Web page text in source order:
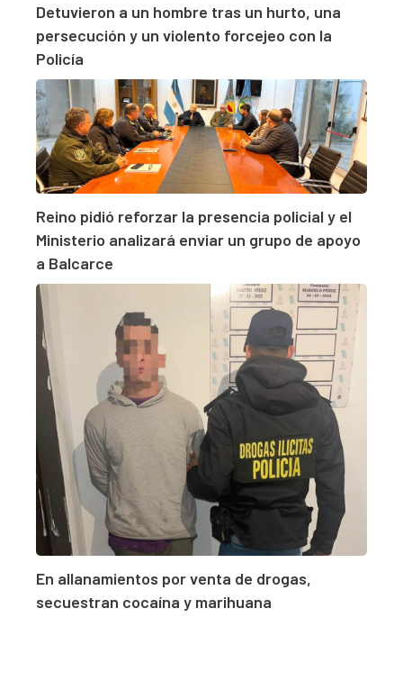
Detuvieron a un hombre tras un hurto, una
persecución y un violento forcejeo con la
Policía
Reino pidió reforzar la presencia policial y el
Ministerio analizará enviar un grupo de apoyo
a Balcarce
En allanamientos por venta de drogas,
secuestran cocaína y marihuana